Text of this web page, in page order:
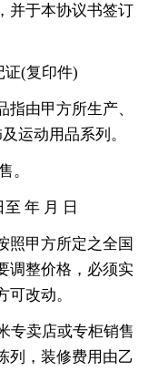
并于本协议书签订
证(复印件)
由甲方所生产、
运动用品系列。
。
年 月 日
照甲方所定之全国
调整价格，必须实
改动。
专卖店或专柜销售
列，装修费用由乙